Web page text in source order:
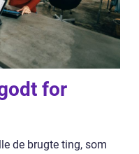
for
de brugte ting, som